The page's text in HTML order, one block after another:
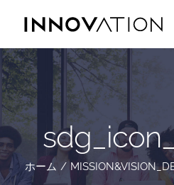
content
ホーム /